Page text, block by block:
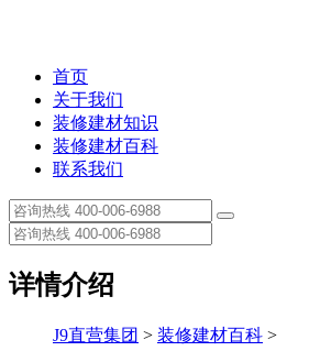
首页
关于我们
装修建材知识
装修建材百科
联系我们
详情介绍
J9直营集团 > 装修建材百科 >